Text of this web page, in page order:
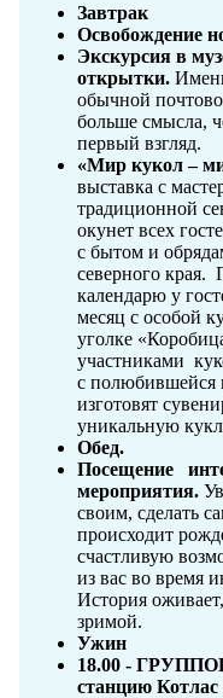
Завтрак
Освобождение
Экскурсия в
открытки.
обычной
больше смысла,
первый взгляд.
«Мир кукол –
выставка с
традиционной
окунет всех
с бытом и
северного края.
календарю у
месяц с особой
уголке
участниками
с полюбившейся
изготовят
уникальную
Обед.
Посещение
мероприятия.
своим, сделать
происходит
счастливую
из вас во время
История
зримой.
Ужин
18.00 -
станцию